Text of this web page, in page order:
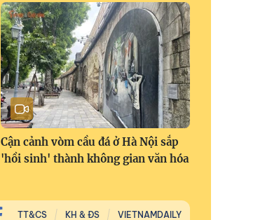
Cận cảnh vòm cầu đá ở Hà Nội sắp
'hồi sinh' thành không gian văn hóa
TT&CS KH & ĐS VIETNAMDAILY